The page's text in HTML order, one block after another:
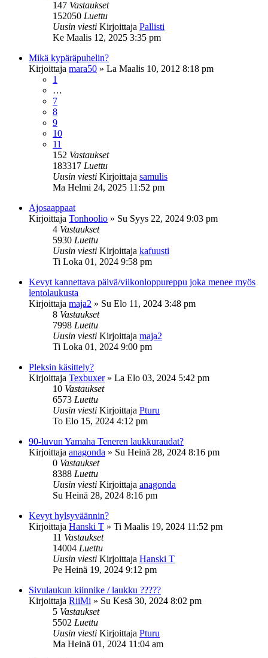
147 Vastaukset
152050 Luettu
Uusin viesti Kirjoittaja Pallisti
Ke Maalis 12, 2025 3:35 pm
Mikä kypäräpuhelin?
Kirjoittaja mara50 » La Maalis 10, 2012 8:18 pm
1
…
7
8
9
10
11
152 Vastaukset
183317 Luettu
Uusin viesti Kirjoittaja samulis
Ma Helmi 24, 2025 11:52 pm
Ajosaappaat
Kirjoittaja Tonhoolio » Su Syys 22, 2024 9:03 pm
4 Vastaukset
5930 Luettu
Uusin viesti Kirjoittaja kafuusti
Ti Loka 01, 2024 9:58 pm
Kevyt kannettava päivä/viikonloppureppu joka menee myös
lentolaukusta
Kirjoittaja maja2 » Su Elo 11, 2024 3:48 pm
8 Vastaukset
7998 Luettu
Uusin viesti Kirjoittaja maja2
Ti Loka 01, 2024 9:00 pm
Pleksin käsittely?
Kirjoittaja Texbuxer» La Elo 03, 2024 5:42 pm
10 Vastaukset
6573 Luettu
Uusin viesti Kirjoittaja Pturu
To Elo 15, 2024 4:12 pm
90-luvun Yamaha Teneren laukkuraudat?
Kirjoittaja anagonda » Su Heinä 28, 2024 8:16 pm
0 Vastaukset
8388 Luettu
Uusin viesti Kirjoittaja anagonda
Su Heinä 28, 2024 8:16 pm
Kevyt hylsyväännin?
Kirjoittaja Hanski T » Ti Maalis 19, 2024 11:52 pm
11 Vastaukset
14004 Luettu
Uusin viesti Kirjoittaja Hanski T
Pe Heinä 19, 2024 9:12 pm
Sivulaukun kiinnike / laukku ?????
Kirjoittaja RiiMi » Su Kesä 30, 2024 8:02 pm
5 Vastaukset
5502 Luettu
Uusin viesti Kirjoittaja Pturu
Ma Heinä 01, 2024 11:04 am